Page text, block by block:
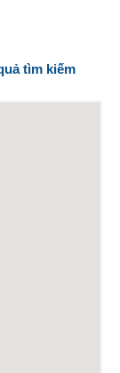
tìm kiếm